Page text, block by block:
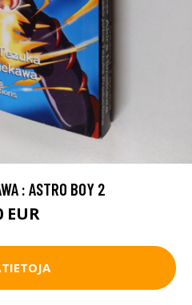
: ASTRO BOY 2
EUR